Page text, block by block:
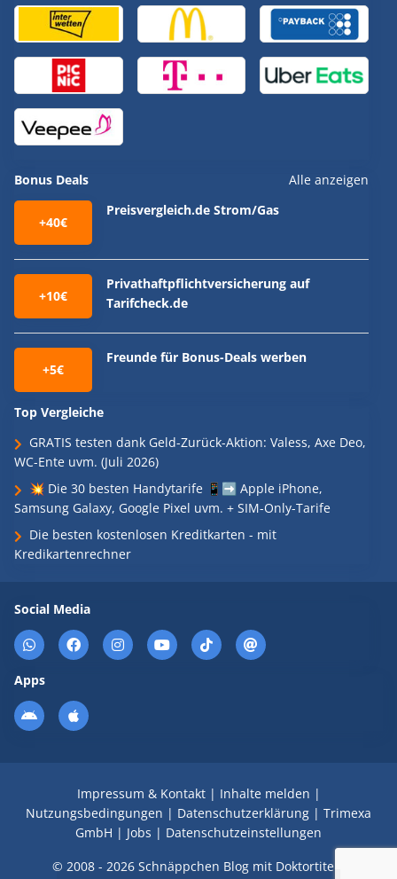
Bonus Deals Alle anzeigen
+40€
Preisvergleich.de Strom/Gas
+10€
Privathaftpflichtversicherung auf
Tarifcheck.de
+5€
Freunde für Bonus-Deals werben
Top Vergleiche
GRATIS testen dank Geld-Zurück-Aktion: Valess, Axe Deo,
WC-Ente uvm. (Juli 2026)
💥 Die 30 besten Handytarife 📱➡️ Apple iPhone,
Samsung Galaxy, Google Pixel uvm. + SIM-Only-Tarife
Die besten kostenlosen Kreditkarten - mit
Kredikartenrechner
Social Media
Apps
Impressum & Kontakt| Inhalte melden |
Nutzungsbedingungen | Datenschutzerklärung | Trimexa
GmbH | Jobs | Datenschutzeinstellungen
© 2008 - 2026 Schnäppchen Blog mit Doktortitel -